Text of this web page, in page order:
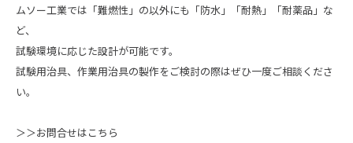
ムソー工業では「難燃性」の以外にも「防水」「耐熱」「耐薬品」な
ど、
試験環境に応じた設計が可能です。
試験用治具、作業用治具の製作をご検討の際はぜひ一度ご相談くださ
い。
＞＞お問合せはこちら